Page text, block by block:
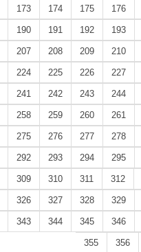
173 174 175 176
190 191 192 193
207 208 209 210
224 225 226 227
241 242 243 244
258 259 260 261
275 276 277 278
292 293 294 295
309 310 311 312
326 327 328 329
343 344 345 346
355 356